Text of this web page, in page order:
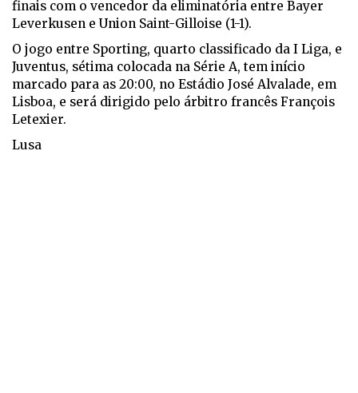
finais com o vencedor da eliminatória entre Bayer
Leverkusen e Union Saint-Gilloise (1-1).
O jogo entre Sporting, quarto classificado da I Liga, e
Juventus, sétima colocada na Série A, tem início
marcado para as 20:00, no Estádio José Alvalade, em
Lisboa, e será dirigido pelo árbitro francês François
Letexier.
Lusa